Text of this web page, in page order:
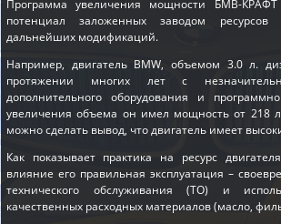
Программа увеличения мощности БМВ-КРАФТ
потенциал заложенных заводом
дальнейших модификаций.
Например, двигатель BMW, объемом 3.0 л.
протяжении многих лет с
дополнительного оборудования и
увеличения объема он имел мощность от 218
можно сделать вывод, что двигатель имеет
Как показывает практика на ресурс
влияние его правильная эксплуатация –
технического обслуживания (ТО) и
качественных расходных материалов (масло,